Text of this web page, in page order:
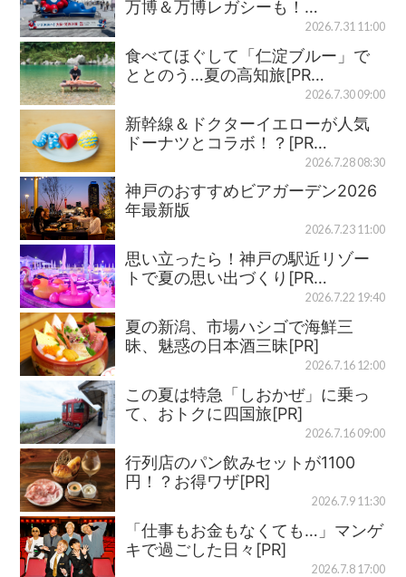
万博＆万博レガシーも！…
2026.7.31 11:00
食べてほぐして「仁淀ブルー」で
ととのう…夏の高知旅[PR…
2026.7.30 09:00
新幹線＆ドクターイエローが人気
ドーナツとコラボ！？[PR…
2026.7.28 08:30
神戸のおすすめビアガーデン2026
年最新版
2026.7.23 11:00
思い立ったら！神戸の駅近リゾー
トで夏の思い出づくり[PR…
2026.7.22 19:40
夏の新潟、市場ハシゴで海鮮三
昧、魅惑の日本酒三昧[PR]
2026.7.16 12:00
この夏は特急「しおかぜ」に乗っ
て、おトクに四国旅[PR]
2026.7.16 09:00
行列店のパン飲みセットが1100
円！？お得ワザ[PR]
2026.7.9 11:30
「仕事もお金もなくても…」マンゲ
キで過ごした日々[PR]
2026.7.8 17:00